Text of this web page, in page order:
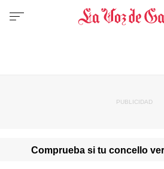
Comprueba si tu concello